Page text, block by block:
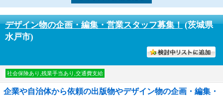
デザイン物の企画・編集・営業スタッフ募集！(茨城県
水戸市)
討中リストに入れる
社会保険あり,残業手当あり,交通費支給
企業や自治体から依頼の出版物やデザイン物の企画・編集・